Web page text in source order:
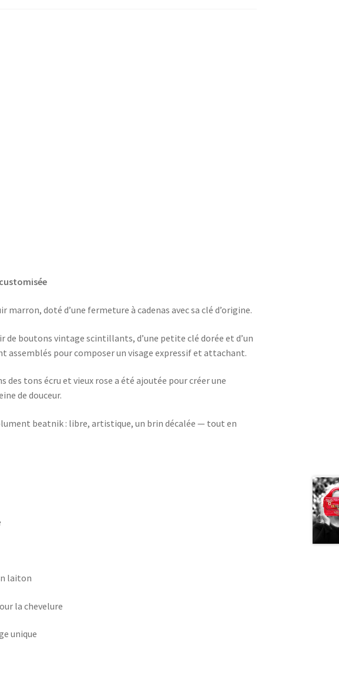
marron, doté d’une fermeture à cadenas avec sa clé d’origine.
boutons vintage scintillants, d’une petite clé dorée et d’un
assemblés pour composer un visage expressif et attachant.
des tons écru et vieux rose a été ajoutée pour créer une
de douceur.
beatnik : libre, artistique, un brin décalée — tout en
laiton
la chevelure
unique